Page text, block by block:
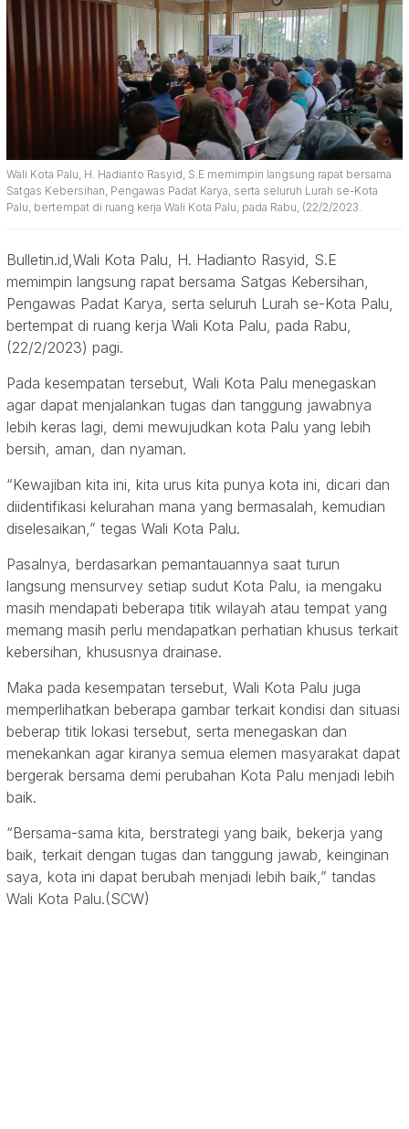
Wali Kota Palu, H. Hadianto Rasyid, S.E memimpin langsung rapat bersama
Satgas Kebersihan, Pengawas Padat Karya, serta seluruh Lurah se-Kota
Palu, bertempat di ruang kerja Wali Kota Palu, pada Rabu, (22/2/2023.
Bulletin.id,Wali Kota Palu, H. Hadianto Rasyid, S.E
memimpin langsung rapat bersama Satgas Kebersihan,
Pengawas Padat Karya, serta seluruh Lurah se-Kota Palu,
bertempat di ruang kerja Wali Kota Palu, pada Rabu,
(22/2/2023) pagi.
Pada kesempatan tersebut, Wali Kota Palu menegaskan
agar dapat menjalankan tugas dan tanggung jawabnya
lebih keras lagi, demi mewujudkan kota Palu yang lebih
bersih, aman, dan nyaman.
“Kewajiban kita ini, kita urus kita punya kota ini, dicari dan
diidentifikasi kelurahan mana yang bermasalah, kemudian
diselesaikan,” tegas Wali Kota Palu.
Pasalnya, berdasarkan pemantauannya saat turun
langsung mensurvey setiap sudut Kota Palu, ia mengaku
masih mendapati beberapa titik wilayah atau tempat yang
memang masih perlu mendapatkan perhatian khusus terkait
kebersihan, khususnya drainase.
Maka pada kesempatan tersebut, Wali Kota Palu juga
memperlihatkan beberapa gambar terkait kondisi dan situasi
beberap titik lokasi tersebut, serta menegaskan dan
menekankan agar kiranya semua elemen masyarakat dapat
bergerak bersama demi perubahan Kota Palu menjadi lebih
baik.
“Bersama-sama kita, berstrategi yang baik, bekerja yang
baik, terkait dengan tugas dan tanggung jawab, keinginan
saya, kota ini dapat berubah menjadi lebih baik,” tandas
Wali Kota Palu.(SCW)